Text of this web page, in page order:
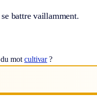
battre vaillamment.
mot cultivar?